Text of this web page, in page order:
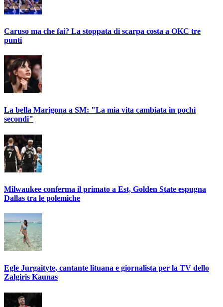
Caruso ma che fai? La stoppata di scarpa costa a OKC tre
punti
La bella Marigona a SM: "La mia vita cambiata in pochi
secondi"
Milwaukee conferma il primato a Est, Golden State espugna
Dallas tra le polemiche
Egle Jurgaityte, cantante lituana e giornalista per la TV dello
Zalgiris Kaunas